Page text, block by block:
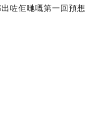
咗佢哋嘅第一回預想